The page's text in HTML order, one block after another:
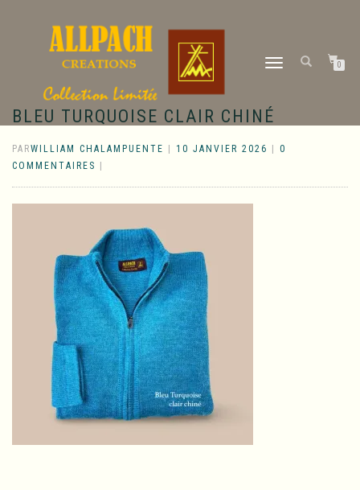
DÉPLIER
0
BLEU TURQUOISE CLAIR CHINÉ
PARWILLIAM CHALAMPUENTE 10 JANVIER 2026
0
COMMENTAIRES